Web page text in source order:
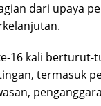
dari upaya
16 kali
termasuk